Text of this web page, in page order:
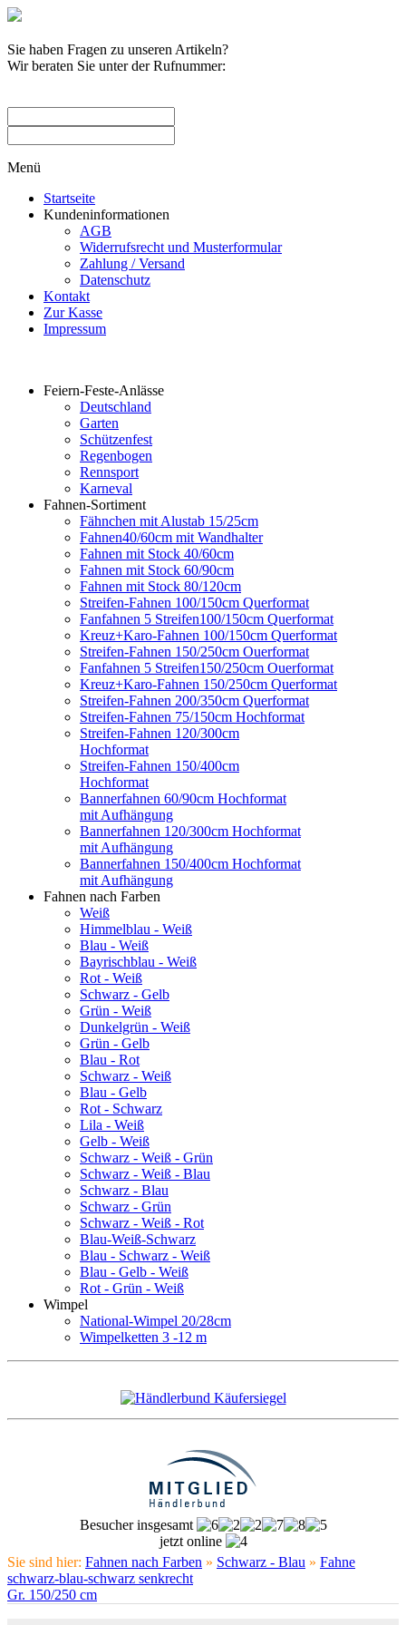
Sie haben Fragen zu unseren Artikeln?
Wir beraten Sie unter der Rufnummer:
Menü
Startseite
Kundeninformationen
AGB
Widerrufsrecht und Musterformular
Zahlung / Versand
Datenschutz
Kontakt
Zur Kasse
Impressum
Feiern-Feste-Anlässe
Deutschland
Garten
Schützenfest
Regenbogen
Rennsport
Karneval
Fahnen-Sortiment
Fähnchen mit Alustab 15/25cm
Fahnen40/60cm mit Wandhalter
Fahnen mit Stock 40/60cm
Fahnen mit Stock 60/90cm
Fahnen mit Stock 80/120cm
Streifen-Fahnen 100/150cm Querformat
Fanfahnen 5 Streifen100/150cm Querformat
Kreuz+Karo-Fahnen 100/150cm Querformat
Streifen-Fahnen 150/250cm Ouerformat
Fanfahnen 5 Streifen150/250cm Ouerformat
Kreuz+Karo-Fahnen 150/250cm Querformat
Streifen-Fahnen 200/350cm Querformat
Streifen-Fahnen 75/150cm Hochformat
Streifen-Fahnen 120/300cm
Hochformat
Streifen-Fahnen 150/400cm
Hochformat
Bannerfahnen 60/90cm Hochformat
mit Aufhängung
Bannerfahnen 120/300cm Hochformat
mit Aufhängung
Bannerfahnen 150/400cm Hochformat
mit Aufhängung
Fahnen nach Farben
Weiß
Himmelblau - Weiß
Blau - Weiß
Bayrischblau - Weiß
Rot - Weiß
Schwarz - Gelb
Grün - Weiß
Dunkelgrün - Weiß
Grün - Gelb
Blau - Rot
Schwarz - Weiß
Blau - Gelb
Rot - Schwarz
Lila - Weiß
Gelb - Weiß
Schwarz - Weiß - Grün
Schwarz - Weiß - Blau
Schwarz - Blau
Schwarz - Grün
Schwarz - Weiß - Rot
Blau-Weiß-Schwarz
Blau - Schwarz - Weiß
Blau - Gelb - Weiß
Rot - Grün - Weiß
Wimpel
National-Wimpel 20/28cm
Wimpelketten 3 -12 m
Besucher insgesamt
jetzt online
Sie sind hier: Fahnen nach Farben » Schwarz - Blau » Fahne
schwarz-blau-schwarz senkrecht
Gr. 150/250 cm